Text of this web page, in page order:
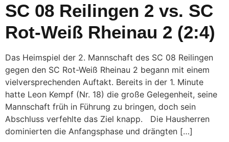
SC 08 Reilingen 2 vs. SC
Rot-Weiß Rheinau 2 (2:4)
Das Heimspiel der 2. Mannschaft des SC 08 Reilingen
gegen den SC Rot-Weiß Rheinau 2 begann mit einem
vielversprechenden Auftakt. Bereits in der 1. Minute
hatte Leon Kempf (Nr. 18) die große Gelegenheit, seine
Mannschaft früh in Führung zu bringen, doch sein
Abschluss verfehlte das Ziel knapp. Die Hausherren
dominierten die Anfangsphase und drängten […]